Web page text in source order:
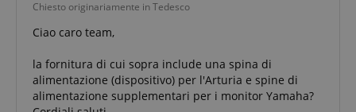
Chiesto originariamente in Tedesco
Ciao caro team,
la fornitura di cui sopra include una spina di
alimentazione (dispositivo) per l'Arturia e spine di
alimentazione supplementari per i monitor Yamaha?
Nome
Fornitore
/
Dominio
Scadenza Descrizione
Nome
Fornitore /
Dominio
Scadenza Descrizione
Dominio
session-id-time
Amazon.com
Inc.
11 mesi 4
settimane
Questo cookie
è impostato da
Nome
/
Dominio
Scadenza Descrizione
scarab.mayAdd
Emarsys
Sessione